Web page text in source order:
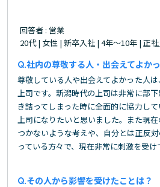
回答者 : 営業
20代 | 女性 | 新卒入社 | 4年～10年 | 正
社内の尊敬する人・出会えてよか
尊敬している人や出会えてよかった人
上司です。新潟時代の上司は非常に部
き詰ってしまった時に全面的に協力し
上司になりたいと思いました。また現
つかないような考えや、自分とは正反
っている方々で、現在非常に刺激を受け
その人から影響を受けたことは？